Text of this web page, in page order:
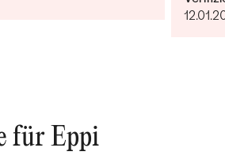
für Eppi